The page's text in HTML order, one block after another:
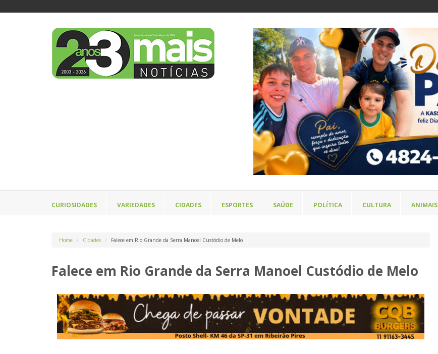
CURIOSIDADES VARIEDADES CIDADES ESPORTES SAÚDE POLÍTICA CULTURA ANIMAIS
Home Cidades Falece em Rio Grande da Serra Manoel Custódio de Melo
Falece em Rio Grande da Serra Manoel Custódio de Melo